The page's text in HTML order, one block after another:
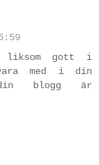
liksom gott i
med i din
blogg är